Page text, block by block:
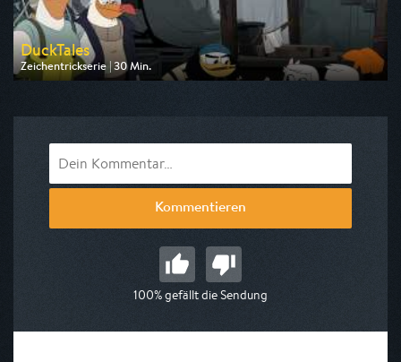
DuckTales
Zeichentrickserie | 30 Min.
Ausgestrahlt von Disney Channel
Kommentieren
100% gefällt die Sendung